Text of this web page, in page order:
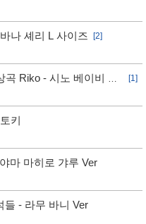
나 셰리 L 사이즈 [2]
Riko - 시노 베이비 보
[1]
키
마 마히로 갸루 Ver
들 - 라무 바니 Ver